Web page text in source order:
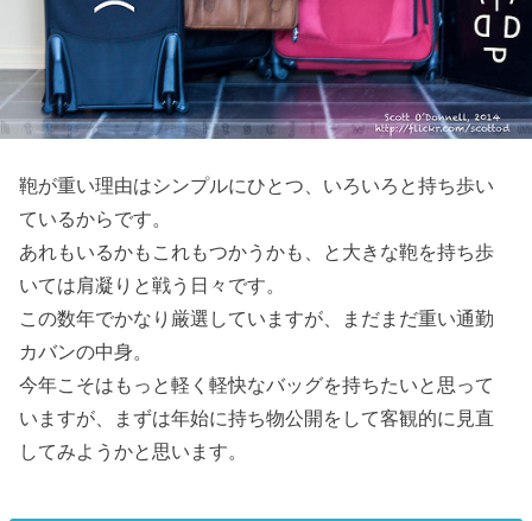
鞄が重い理由はシンプルにひとつ、いろいろと持ち歩い
ているからです。
あれもいるかもこれもつかうかも、と大きな鞄を持ち歩
いては肩凝りと戦う日々です。
この数年でかなり厳選していますが、まだまだ重い通勤
カバンの中身。
今年こそはもっと軽く軽快なバッグを持ちたいと思って
いますが、まずは年始に持ち物公開をして客観的に見直
してみようかと思います。